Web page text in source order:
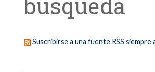
búsqueda
Suscribirse a una fuente RSS siempre